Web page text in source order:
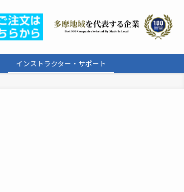
インストラクター・サポート